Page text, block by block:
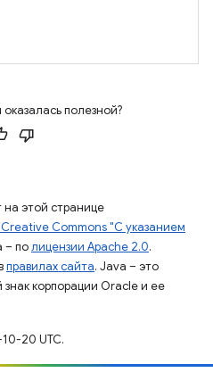
полезной?
на этой странице
Commons "С указанием
– полицензии Apache 2.0.
правилах сайта. Java – это
корпорации Oracle и ее
20 UTC.